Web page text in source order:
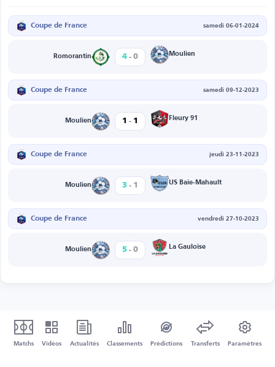
Coupe de France samedi 06-01-2024
Romorantin 4 - 0 Moulien
Coupe de France samedi 09-12-2023
Moulien 1 - 1 Fleury 91
Coupe de France jeudi 23-11-2023
Moulien 3 - 1 US Baie-Mahault
Coupe de France vendredi 27-10-2023
Moulien 5 - 0 La Gauloise
Matchs Vidéos Actualités Classements Prédictions Transferts Paramètres